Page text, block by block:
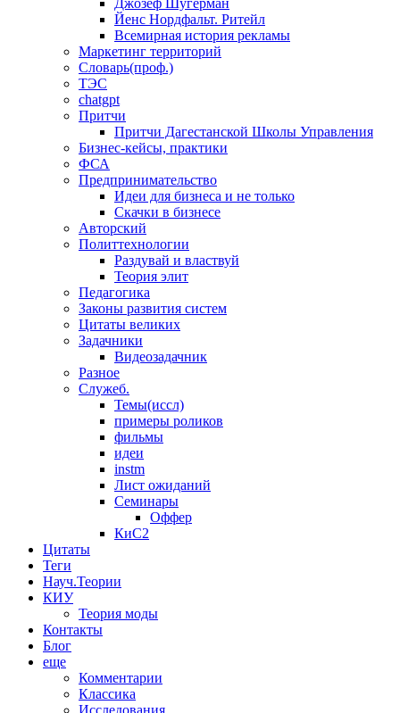
Джозеф Шугерман
​Йенс Нордфальт. Ритейл
Всемирная история рекламы
Маркетинг территорий
Словарь(проф.)
ТЭС
chatgpt
Притчи
Притчи Дагестанской Школы Управления
Бизнес-кейсы, практики
ФСА
Предпринимательство
Идеи для бизнеса и не только
Скачки в бизнесе
Авторский
Политтехнологии
Раздувай и властвуй
Теория элит
​Педагогика
Законы развития систем
Цитаты великих
Задачники
Видеозадачник
Разное
Служеб.
Темы(иссл)
примеры роликов
фильмы
идеи
instm
Лист ожиданий
Семинары
Оффер
КиС2
Цитаты
Теги
Науч.Теории
КИУ
Теория моды
Контакты
Блог
еще
Комментарии
Классика
Исследования